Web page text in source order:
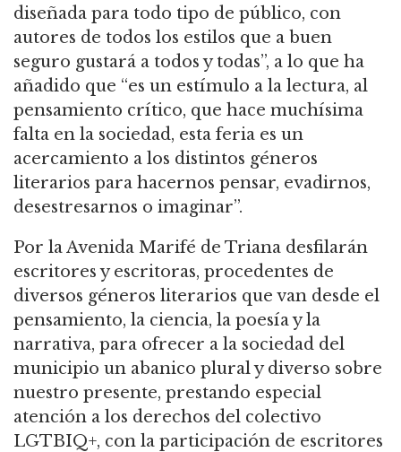
diseñada para todo tipo de público, con
autores de todos los estilos que a buen
seguro gustará a todos y todas”, a lo que ha
añadido que “es un estímulo a la lectura, al
pensamiento crítico, que hace muchísima
falta en la sociedad, esta feria es un
acercamiento a los distintos géneros
literarios para hacernos pensar, evadirnos,
desestresarnos o imaginar”.
Por la Avenida Marifé de Triana desfilarán
escritores y escritoras, procedentes de
diversos géneros literarios que van desde el
pensamiento, la ciencia, la poesía y la
narrativa, para ofrecer a la sociedad del
municipio un abanico plural y diverso sobre
nuestro presente, prestando especial
atención a los derechos del colectivo
LGTBIQ+, con la participación de escritores